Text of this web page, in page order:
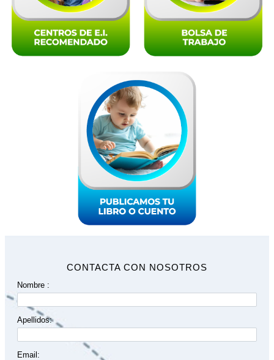
CONTACTA CON NOSOTROS
Nombre :
Apellidos:
Email: